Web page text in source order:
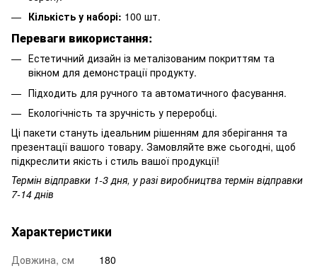
Кількість у наборі: 100 шт.
Переваги використання:
Естетичний дизайн із металізованим покриттям та
вікном для демонстрації продукту.
Підходить для ручного та автоматичного фасування.
Екологічність та зручність у переробці.
Ці пакети стануть ідеальним рішенням для зберігання та
презентації вашого товару. Замовляйте вже сьогодні, щоб
підкреслити якість і стиль вашої продукції!
Термін відправки 1-3 дня, у разі виробництва термін відправки
7-14 днів
Характеристики
Довжина, см
180